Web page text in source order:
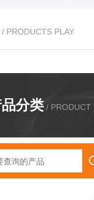
/ PRODUCTS PLAY
分类 / PRODUCT